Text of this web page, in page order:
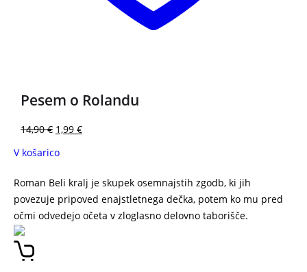
Pesem o Rolandu
14,90€ 1,99 €
V košarico
Roman Beli kralj je skupek osemnajstih zgodb, ki jih
povezuje pripoved enajstletnega dečka, potem ko mu pred
očmi odvedejo očeta v zloglasno delovno taborišče.